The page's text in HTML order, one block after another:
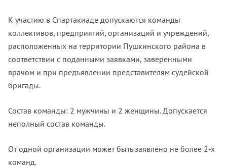
К участию в Спартакиаде допускаются команды
коллективов, предприятий, организаций и учреждений,
расположенных на территории Пушкинского района в
соответствии с поданными заявками, заверенными
врачом и при предъявлении представителям судейской
бригады.
Состав команды: 2 мужчины и 2 женщины. Допускается
неполный состав команды.
От одной организации может быть заявлено не более 2-х
команд.